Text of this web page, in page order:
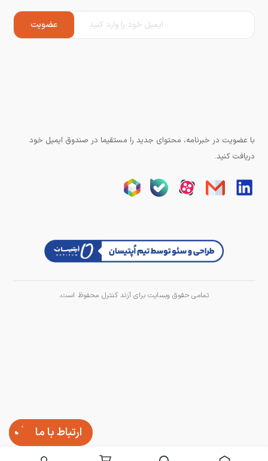
ارتباط با ما
با عضویت در خبرنامه، محتوای جدید را مستقیما در صندوق ایمیل خود
دریافت کنید.
تمامی حقوق وبسایت برای آزند کنترل محفوظ است.